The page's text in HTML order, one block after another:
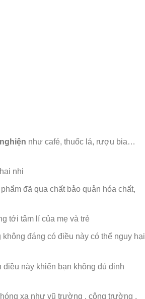
như café, thuốc lá, rượu bia…
nhi
đã qua chất bảo quản hóa chất,
tới tâm lí của mẹ và trẻ
đáng có điều này có thể nguy hại
này khiến bạn không đủ dinh
xạ như vũ trường , công trường ,